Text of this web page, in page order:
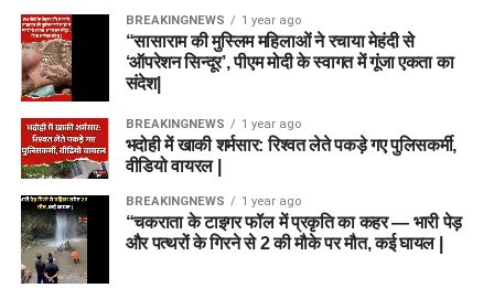
BREAKINGNEWS 1 year ago
“सासाराम की मुस्लिम महिलाओं ने रचाया मेहंदी से
‘ऑपरेशन सिन्दूर’, पीएम मोदी के स्वागत में गूंजा एकता का
संदेश|
BREAKINGNEWS 1 year ago
भदोही में खाकी शर्मसार: रिश्वत लेते पकड़े गए पुलिसकर्मी,
वीडियो वायरल |
BREAKINGNEWS 1 year ago
“चकराता के टाइगर फॉल में प्रकृति का कहर — भारी पेड़
और पत्थरों के गिरने से 2 की मौके पर मौत, कई घायल |